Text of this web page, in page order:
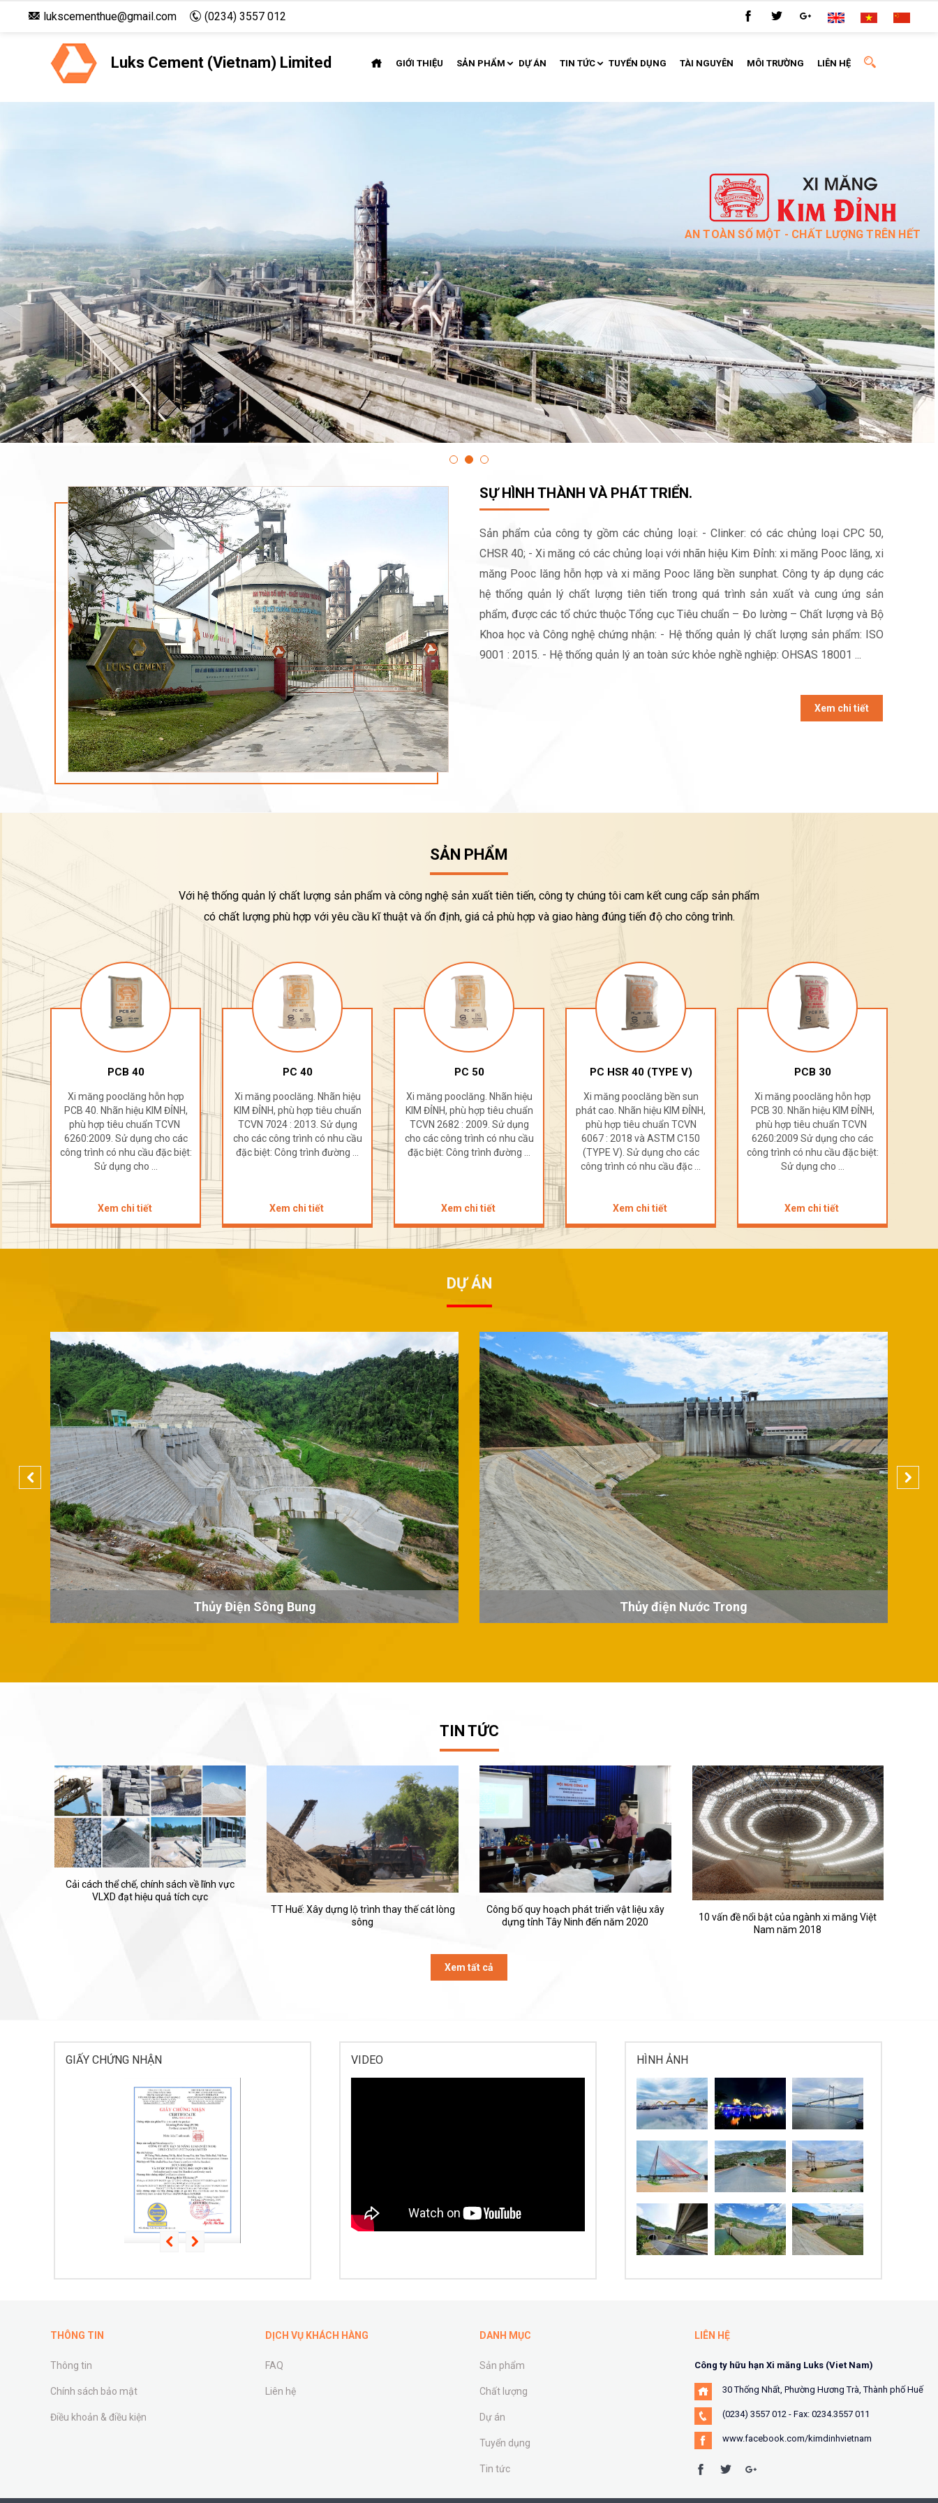
lukscementhue@gmail.com (0234) 3557 012
Luks Cement (Vietnam) Limited GIỚI THIỆU SẢN PHẨM DỰ ÁN TIN TỨC TUYỂN DỤNG TÀI NGUYÊN MÔI TRƯỜNG LIÊN HỆ
AN TOÀN SỐ MỘT - CHẤT LƯỢNG TRÊN HẾT
SỰ HÌNH THÀNH VÀ PHÁT TRIỂN.
Sản phẩm của công ty gồm các chủng loại: - Clinker: có các chủng loại CPC 50,
CHSR 40; - Xi măng có các chủng loại với nhãn hiệu Kim Đỉnh: xi măng Pooc lăng, xi
măng Pooc lăng hỗn hợp và xi măng Pooc lăng bền sunphat. Công ty áp dụng các
hệ thống quản lý chất lượng tiên tiến trong quá trình sản xuất và cung ứng sản
phẩm, được các tổ chức thuộc Tổng cục Tiêu chuẩn – Đo lường – Chất lượng và Bộ
Khoa học và Công nghệ chứng nhận: - Hệ thống quản lý chất lượng sản phẩm: ISO
9001 : 2015. - Hệ thống quản lý an toàn sức khỏe nghề nghiệp: OHSAS 18001 ...
Xem chi tiết
SẢN PHẨM
Với hệ thống quản lý chất lượng sản phẩm và công nghệ sản xuất tiên tiến, công ty chúng tôi cam kết cung cấp sản phẩm
có chất lượng phù hợp với yêu cầu kĩ thuật và ổn định, giá cả phù hợp và giao hàng đúng tiến độ cho công trình.
PCB 40
Xi măng pooclăng hỗn hợp
PCB 40. Nhãn hiệu KIM ĐỈNH,
phù hợp tiêu chuẩn TCVN
6260:2009. Sử dụng cho các
công trình có nhu cầu đặc biệt:
Sử dụng cho ...
Xem chi tiết
PC 40
Xi măng pooclăng. Nhãn hiệu
KIM ĐỈNH, phù hợp tiêu chuẩn
TCVN 7024 : 2013. Sử dụng
cho các công trình có nhu cầu
đặc biệt: Công trình đường ...
Xem chi tiết
PC 50
Xi măng pooclăng. Nhãn hiệu
KIM ĐỈNH, phù hợp tiêu chuẩn
TCVN 2682 : 2009. Sử dụng
cho các công trình có nhu cầu
đặc biệt: Công trình đường ...
Xem chi tiết
PC HSR 40 (TYPE V)
Xi măng pooclăng bền sun
phát cao. Nhãn hiệu KIM ĐỈNH,
phù hợp tiêu chuẩn TCVN
6067 : 2018 và ASTM C150
(TYPE V). Sử dụng cho các
công trình có nhu cầu đặc ...
Xem chi tiết
PCB 30
Xi măng pooclăng hỗn hợp
PCB 30. Nhãn hiệu KIM ĐỈNH,
phù hợp tiêu chuẩn TCVN
6260:2009 Sử dụng cho các
công trình có nhu cầu đặc biệt:
Sử dụng cho ...
Xem chi tiết
DỰ ÁN
Thủy Điện Sông Bung Thủy điện Nước Trong
TIN TỨC
Cải cách thể chế, chính sách về lĩnh vực
VLXD đạt hiệu quả tích cực
TT Huế: Xây dựng lộ trình thay thế cát lòng
sông
Công bố quy hoạch phát triển vật liệu xây
dựng tỉnh Tây Ninh đến năm 2020
10 vấn đề nổi bật của ngành xi măng Việt
Nam năm 2018
Xem tất cả
GIẤY CHỨNG NHẬN VIDEO HÌNH ẢNH
THÔNG TIN
Thông tin
Chính sách bảo mật
Điều khoản & điều kiện
DỊCH VỤ KHÁCH HÀNG
FAQ
Liên hệ
DANH MỤC
Sản phẩm
Chất lượng
Dự án
Tuyển dụng
Tin tức
LIÊN HỆ
Công ty hữu hạn Xi măng Luks (Viet Nam)
30 Thống Nhất, Phường Hương Trà, Thành phố Huế
(0234) 3557 012 - Fax: 0234.3557 011
www.facebook.com/kimdinhvietnam